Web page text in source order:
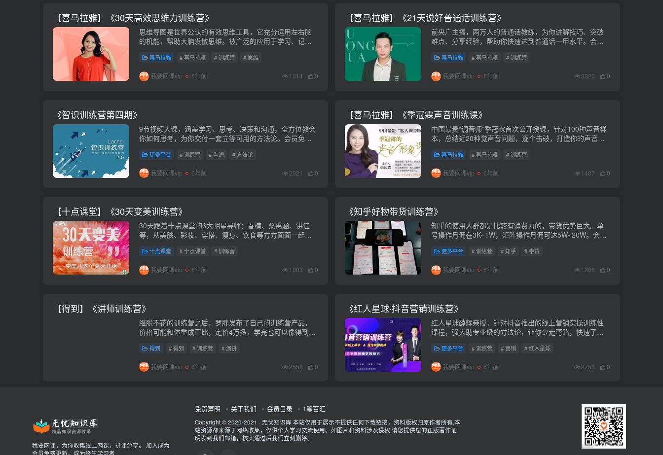
【喜马拉雅】《30天高效思维力训练营》
思维导图是世界公认的有效思维工具，它充分运用左右脑
的机能，帮助大脑发散思维。被广泛的应用于学习、记
接：https://pan.baidu...
喜马拉雅 # 喜马拉雅 # 训练营 # 思维
我要网课vip 6年前 1314 0
【喜马拉雅】《21天说好普通话训练营》
前央广主播，两万人的普通话教练，为你讲解技巧、突破
难点、分享经验，帮助你快速达到普通话一甲水平。会员
喜马拉雅 # 喜马拉雅 # 训练营
我要网课vip 6年前 3320 0
《智识训练营第四期》
9节视频大课，涵盖学习、思考、决策和沟通，全方位教会
你如何思考，为你交付一套立等可用的方法论。会员免
更多平台 # 训练营 # 沟通 # 方法论
我要网课vip 6年前 2021 0
【喜马拉雅】《季冠霖声音训练课》
中国最贵“调音师”季冠霖首次公开授课，针对100种声音样
本，总结近20种觉声音问题，逐个击破，打造你的声音名
喜马拉雅 # 喜马拉雅 # 训练营
我要网课vip 6年前 1407 0
【十点课堂】《30天变美训练营》
30天跟着十点课堂的6大明星导师：春楠、桑禹涵、洪佳
等，从美肤、彩妆、穿搭、瘦身、饮食等方方面面一起变
十点课堂 # 十点课堂 # 训练营
我要网课vip 6年前 1003 0
《知乎好物带货训练营》
知乎的使用人群都是比较有消费力的，带货优势巨大。单
号操作月佣在3K~1W，矩阵操作月佣可达5W~20W。会员
更多平台 # 训练营 # 知乎 # 带货
我要网课vip 6年前 1286 0
【得到】《讲师训练营》
继脱不花的训练营之后，罗胖发布了自己的训练营产品，
价格可能和体重成正比，定价4万多，学完也可以像得到里
https://pan.baidu...
得到 # 得到 # 训练营 # 演讲
我要网课vip 6年前 2558 0
《红人星球·抖音营销训练营》
红人星球薛辉亲授，针对抖音推出的线上营销实操训练性
课程，强大助专业级的方法论，让你少走弯路，快速了解
更多平台 # 训练营 # 营销 # 红人星球
我要网课vip 6年前 2753 0
我要网课，为你收集线上网课，拼课分享。 加入成为
会员免费更新，成为终生学习者
免责声明 关于我们 会员目录 1筹百汇
Copyright © 2020-2021 · 无忧知识库 本站仅用于展示不提供任何下载链接，资料版权归原作者所有,本
站资源都来源于网络收集，仅供个人学习交流使用。如图片和资料涉及侵权,请您提供您的正版著作证
明发到我们邮箱，核实通过后我们立刻删除。